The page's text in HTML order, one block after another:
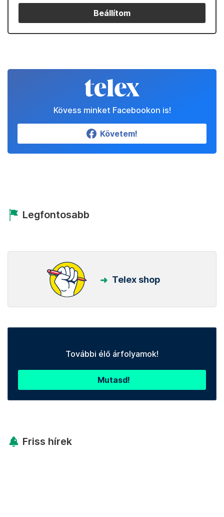
Beállítom
Kövess minket Facebookon is!
Követem!
Legfontosabb
Telex shop
További élő árfolyamok!
Mutasd!
Friss hírek